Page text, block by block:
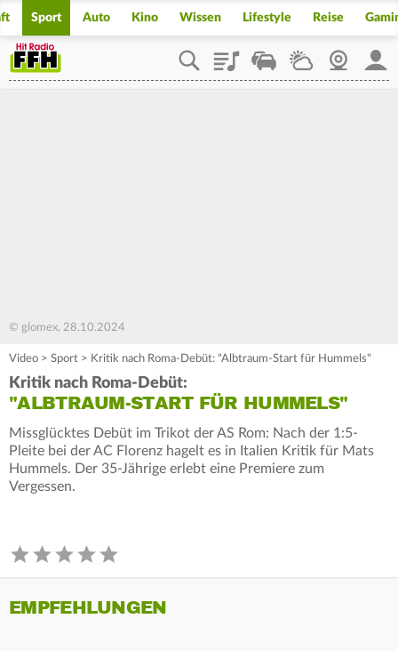
Sport Auto Kino Wissen Lifestyle Reise
PlaylistStaupilotWetterWebcam
© glomex, 28.10.2024
Video > Sport > Kritik nach Roma-Debüt: "Albtraum-Start für Hummels"
Kritik nach Roma-Debüt:
"ALBTRAUM-START FÜR HUMMELS"
Missglücktes Debüt im Trikot der AS Rom: Nach der 1:5-
Pleite bei der AC Florenz hagelt es in Italien Kritik für Mats
Hummels. Der 35-Jährige erlebt eine Premiere zum
Vergessen.
EMPFEHLUNGEN